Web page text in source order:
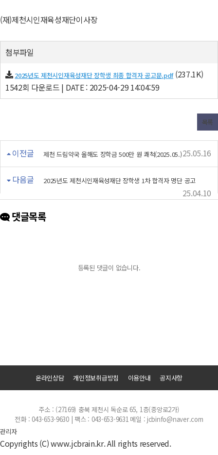
(재)제천시인재육성재단이사장
첨부파일
2025년도 제천시인재육성재단 장학생 최종 합격자 공고문.pdf(237.1K)
1542회 다운로드 | DATE : 2025-04-29 14:04:59
목록
이전글 제천 드림약국 올해도 장학금 500만 원 쾌척(2025.05.)25.05.16
다음글 2025년도 제천시인재육성재단 장학생 1차 합격자 명단 공고
25.04.10
댓글목록
등록된 댓글이 없습니다.
온라인상담 개인정보취급방침 이용안내 공지사항
주소 : (27169) 충북 제천시 독순로 65, 1층(중앙로2가)
전화 : 043-653-9630 | 팩스 : 043-653-9631 메일 : jcbinfo@naver.com
관리자
Copyrights (C) www.jcbrain.kr. All rights reserved.